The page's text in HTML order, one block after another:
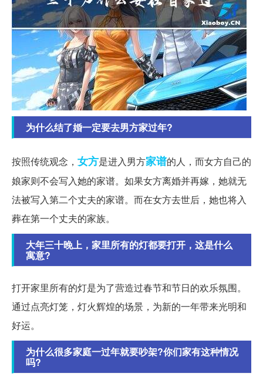
为什么结了婚一定要去男方家过年?
按照传统观念， 女方是进入男方家谱的人，而女方自己的
娘家则不会写入她的家谱。如果女方离婚并再嫁，她就无
法被写入第二个丈夫的家谱。而在女方去世后，她也将入
葬在第一个丈夫的家族。
大年三十晚上，家里所有的灯都要打开，这是什么
寓意?
打开家里所有的灯是为了营造过春节和节日的欢乐氛围。
通过点亮灯笼，灯火辉煌的场景，为新的一年带来光明和
好运。
为什么很多家庭一过年就要吵架?你们家有这种情况
吗?